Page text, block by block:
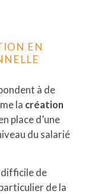
EN
à de
la création
place d’une
du salarié
difficile de
de la